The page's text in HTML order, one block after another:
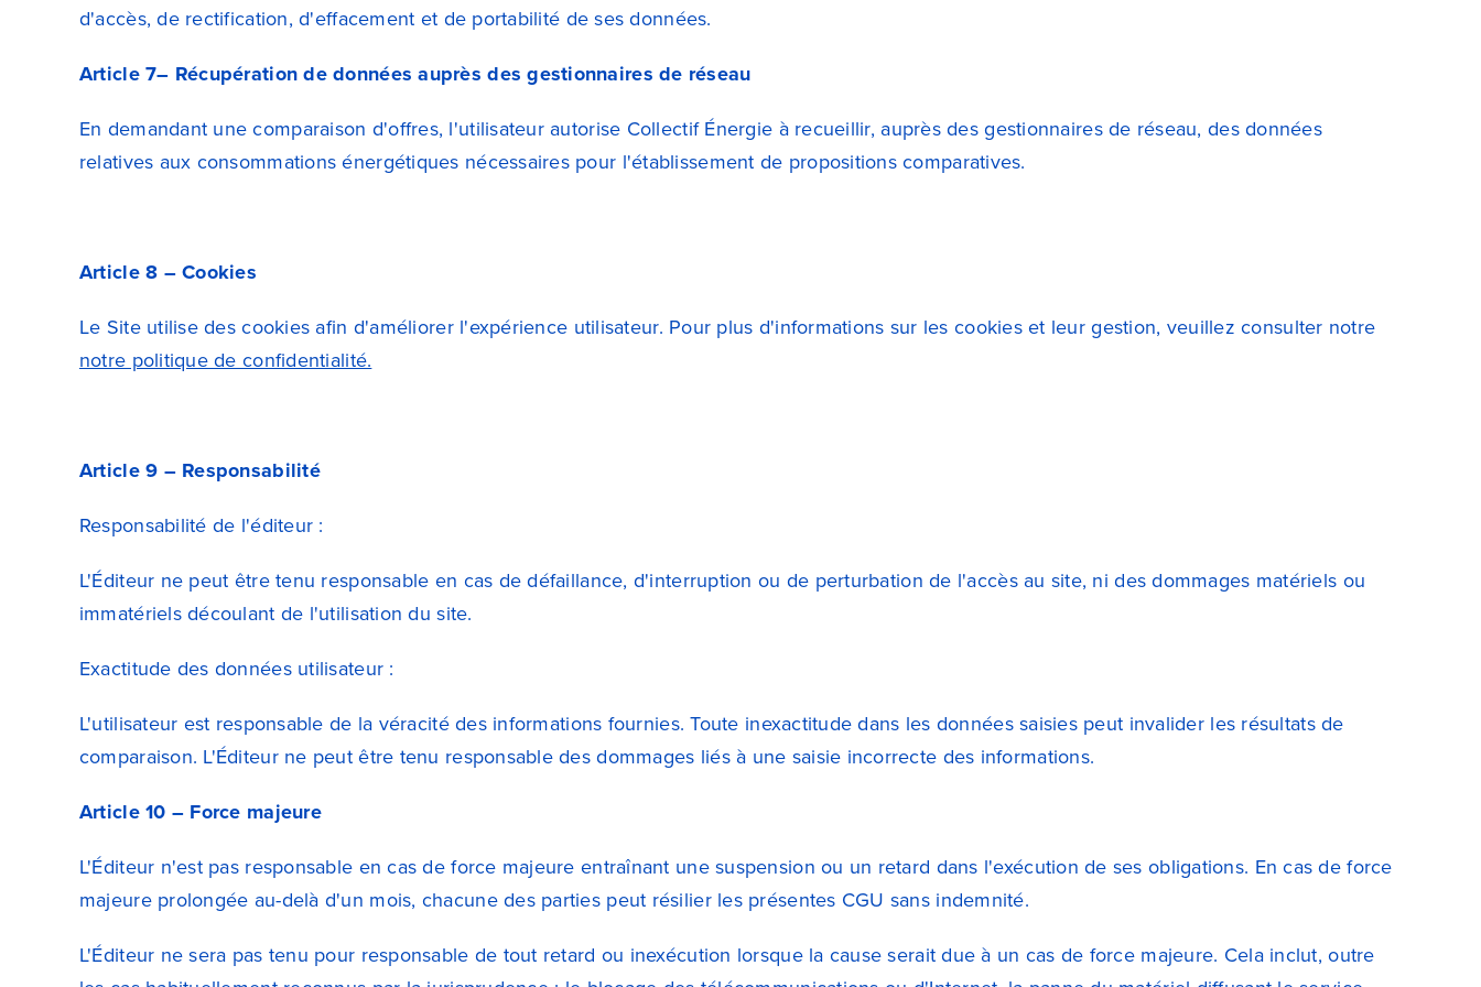
d'accès, de rectification, d'effacement et de portabilité de ses données.
Article 7– Récupération de données auprès des gestionnaires de réseau
En demandant une comparaison d'offres, l'utilisateur autorise Collectif Énergie à recueillir, auprès des gestionnaires de réseau, des données
relatives aux consommations énergétiques nécessaires pour l'établissement de propositions comparatives.
Article 8 – Cookies
Le Site utilise des cookies afin d'améliorer l'expérience utilisateur. Pour plus d'informations sur les cookies et leur gestion, veuillez consulter notre
notre politique de confidentialité.
Article 9 – Responsabilité
Responsabilité de l'éditeur :
L'Éditeur ne peut être tenu responsable en cas de défaillance, d'interruption ou de perturbation de l'accès au site, ni des dommages matériels ou
immatériels découlant de l'utilisation du site.
Exactitude des données utilisateur :
L'utilisateur est responsable de la véracité des informations fournies. Toute inexactitude dans les données saisies peut invalider les résultats de
comparaison. L'Éditeur ne peut être tenu responsable des dommages liés à une saisie incorrecte des informations.
Article 10 – Force majeure
L'Éditeur n'est pas responsable en cas de force majeure entraînant une suspension ou un retard dans l'exécution de ses obligations. En cas de force
majeure prolongée au-delà d'un mois, chacune des parties peut résilier les présentes CGU sans indemnité.
L'Éditeur ne sera pas tenu pour responsable de tout retard ou inexécution lorsque la cause serait due à un cas de force majeure. Cela inclut, outre